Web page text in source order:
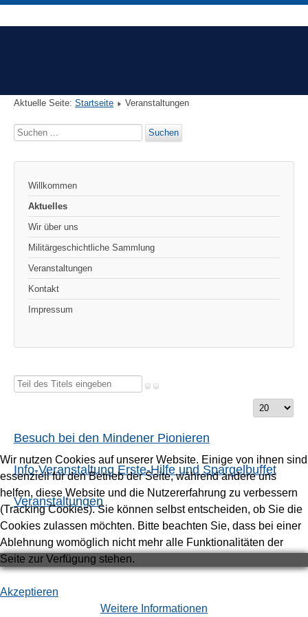
Aktuelle Seite: Startseite Veranstaltungen
Suchen
Suchen
Willkommen
Aktuelles
Wir über uns
Militärgeschichtliche Sammlung
Veranstaltungen
Kontakt
Impressum
Teil
eingeben
Anzeige
Besuch bei den Mindener Pionieren
Info-Veranstaltung Erste-Hilfe und Spargelbuffet
Veranstaltungen
Wir nutzen Cookies auf unserer Website. Einige von ihnen sind
essenziell für den Betrieb der Seite, während andere uns
helfen, diese Website und die Nutzererfahrung zu verbessern
(Tracking Cookies). Sie können selbst entscheiden, ob Sie die
Cookies zulassen möchten. Bitte beachten Sie, dass bei einer
Ablehnung womöglich nicht mehr alle Funktionalitäten der
Seite zur Verfügung stehen.
Akzeptieren
Weitere Informationen